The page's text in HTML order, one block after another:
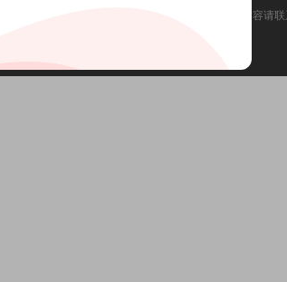
自网络收集整理，仅作个人学习使用。如有违法内容请